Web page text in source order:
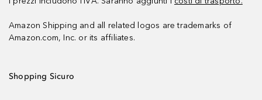
Amazon Shipping and all related logos are trademarks of
Amazon.com, Inc. or its affiliates.
Shopping Sicuro